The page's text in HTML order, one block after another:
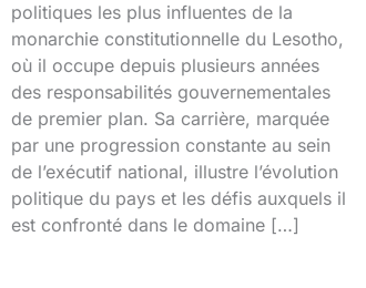
politiques les plus influentes de la
monarchie constitutionnelle du Lesotho,
où il occupe depuis plusieurs années
des responsabilités gouvernementales
de premier plan. Sa carrière, marquée
par une progression constante au sein
de l’exécutif national, illustre l’évolution
politique du pays et les défis auxquels il
est confronté dans le domaine […]